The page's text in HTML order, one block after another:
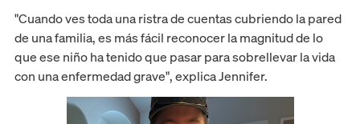
"Cuando ves toda una ristra de cuentas cubriendo la pared
de una familia, es más fácil reconocer la magnitud de lo
que ese niño ha tenido que pasar para sobrellevar la vida
con una enfermedad grave", explica Jennifer.